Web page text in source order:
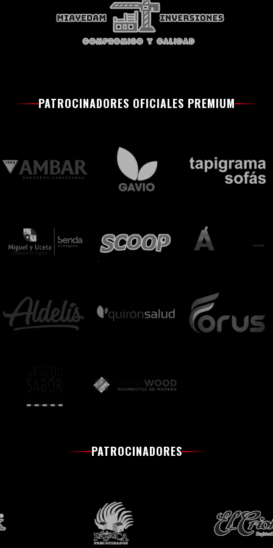
PATROCINADORES OFICIALES PREMIUM
PATROCINADORES